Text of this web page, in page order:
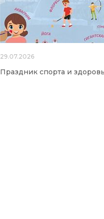
29.07.2026
Праздник спорта и